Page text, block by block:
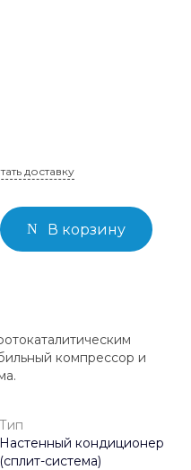
доставку
В корзину
компрессор и
Тип
Настенный кондиционер
(сплит-система)